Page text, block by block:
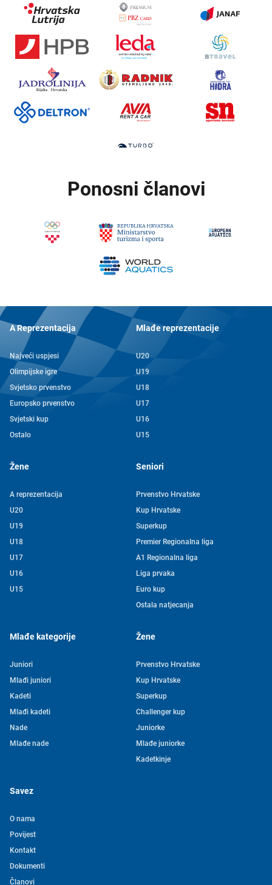
Ponosni članovi
A Reprezentacija
Najveći uspjesi
Olimpijske igre
Svjetsko prvenstvo
Europsko prvenstvo
Svjetski kup
Ostalo
Mlađe reprezentacije
U20
U19
U18
U17
U16
U15
Žene
A reprezentacija
U20
U19
U18
U17
U16
U15
Seniori
Prvenstvo Hrvatske
Kup Hrvatske
Superkup
Premier Regionalna liga
A1 Regionalna liga
Liga prvaka
Euro kup
Ostala natjecanja
Mlađe kategorije
Juniori
Mlađi juniori
Kadeti
Mlađi kadeti
Nade
Mlađe nade
Žene
Prvenstvo Hrvatske
Kup Hrvatske
Superkup
Challenger kup
Juniorke
Mlađe juniorke
Kadetkinje
Savez
O nama
Povijest
Kontakt
Dokumenti
Članovi